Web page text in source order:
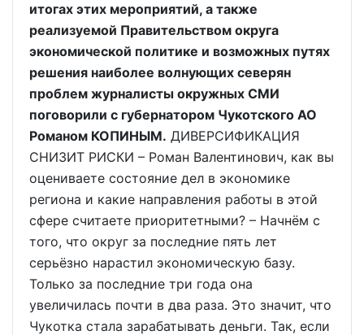
итогах этих мероприятий, а также
реализуемой Правительством округа
экономической политике и возможных путях
решения наиболее волнующих северян
проблем журналисты окружных СМИ
поговорили с губернатором Чукотского АО
Романом КОПИНЫМ. ДИВЕРСИФИКАЦИЯ
СНИЗИТ РИСКИ – Роман Валентинович, как вы
оцениваете состояние дел в экономике
региона и какие направления работы в этой
сфере считаете приоритетными? – Начнём с
того, что округ за последние пять лет
серьёзно нарастил экономическую базу.
Только за последние три года она
увеличилась почти в два раза. Это значит, что
Чукотка стала зарабатывать деньги. Так, если